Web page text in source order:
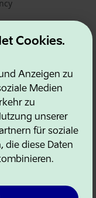
Cookies.
Anzeigen zu
Medien
zu
unserer
für soziale
die diese Daten